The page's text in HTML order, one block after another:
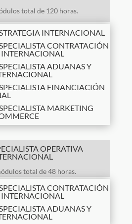
total de 120 horas.
INTERNACIONAL
CONTRATACIÓN
ADUANAS Y
FINANCIACIÓN
MARKETING
OPERATIVA
total de 48 horas.
CONTRATACIÓN
ADUANAS Y